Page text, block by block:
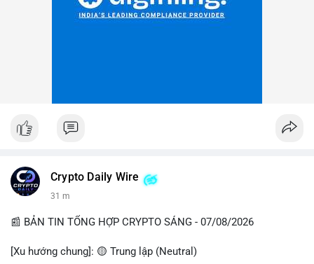
Crypto Daily Wire
31 m
📰 BẢN TIN TỔNG HỢP CRYPTO SÁNG - 07/08/2026
[Xu hướng chung]: 🟡 Trung lập (Neutral)